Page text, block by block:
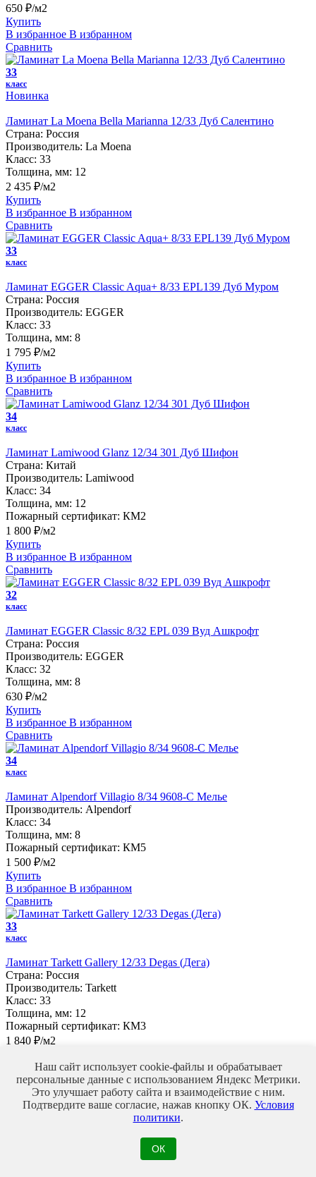
650 ₽/м2
Купить
В избранное В избранном
Сравнить
33
класс
Новинка
Ламинат La Moena Bella Marianna 12/33 Дуб Салентино
Страна: Россия
Производитель: La Moena
Класс: 33
Толщина, мм: 12
2 435 ₽/м2
Купить
В избранное В избранном
Сравнить
33
класс
Ламинат EGGER Classic Aqua+ 8/33 EPL139 Дуб Муром
Страна: Россия
Производитель: EGGER
Класс: 33
Толщина, мм: 8
1 795 ₽/м2
Купить
В избранное В избранном
Сравнить
34
класс
Ламинат Lamiwood Glanz 12/34 301 Дуб Шифон
Страна: Китай
Производитель: Lamiwood
Класс: 34
Толщина, мм: 12
Пожарный сертификат: КМ2
1 800 ₽/м2
Купить
В избранное В избранном
Сравнить
32
класс
Ламинат EGGER Classic 8/32 EPL 039 Вуд Ашкрофт
Страна: Россия
Производитель: EGGER
Класс: 32
Толщина, мм: 8
630 ₽/м2
Купить
В избранное В избранном
Сравнить
34
класс
Ламинат Alpendorf Villagio 8/34 9608-С Мелье
Производитель: Alpendorf
Класс: 34
Толщина, мм: 8
Пожарный сертификат: КМ5
1 500 ₽/м2
Купить
В избранное В избранном
Сравнить
33
класс
Ламинат Tarkett Gallery 12/33 Degas (Дега)
Страна: Россия
Производитель: Tarkett
Класс: 33
Толщина, мм: 12
Пожарный сертификат: КМ3
1 840 ₽/м2
В избранное В избранном
Сравнить
Ламинат AGT Dream Floor Massive 10/33 Solaro (Соларо)
Наш сайт использует cookie-файлы и обрабатывает
персональные данные с использованием Яндекс Метрики.
Это улучшает работу сайта и взаимодействие с ним.
Подтвердите ваше согласие, нажав кнопку ОК. Условия
политики.
ОК